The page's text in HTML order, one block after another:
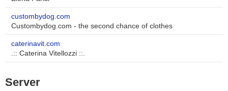
custombydog.com
Custombydog.com - the second chance of clothes
caterinavit.com
.:: Caterina Vitellozzi ::.
Server